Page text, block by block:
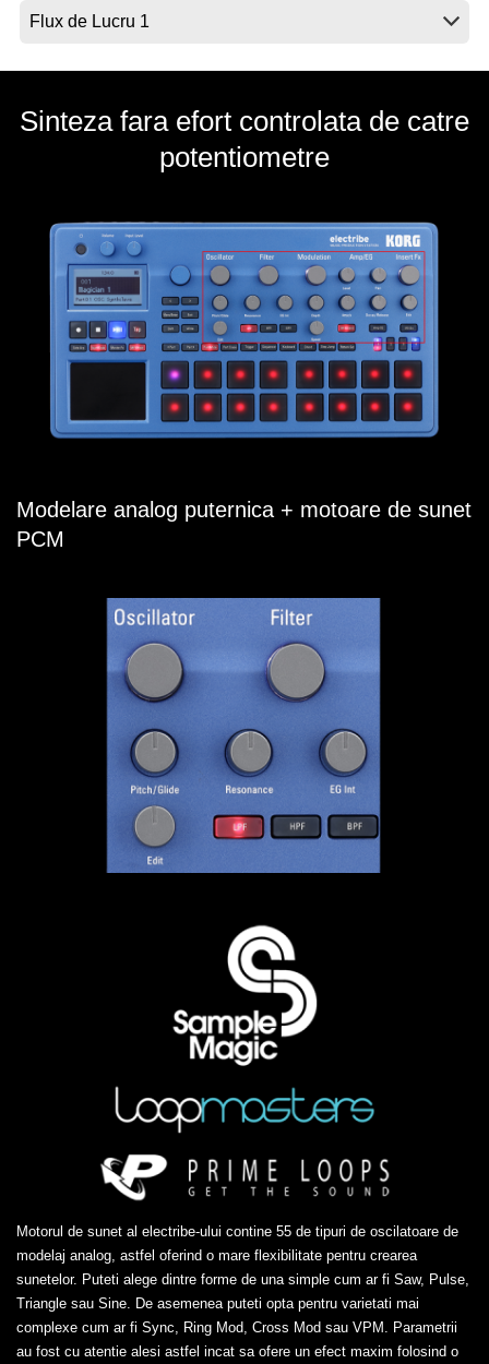
Despre Korg
Sinteza fara efort controlata de catre
potentiometre
Modelare analog puternica + motoare de sunet
PCM
Motorul de sunet al electribe-ului contine 55 de tipuri de oscilatoare de
modelaj analog, astfel oferind o mare flexibilitate pentru crearea
sunetelor. Puteti alege dintre forme de una simple cum ar fi Saw, Pulse,
Triangle sau Sine. De asemenea puteti opta pentru varietati mai
complexe cum ar fi Sync, Ring Mod, Cross Mod sau VPM. Parametrii
au fost cu atentie alesi astfel incat sa ofere un efect maxim folosind o